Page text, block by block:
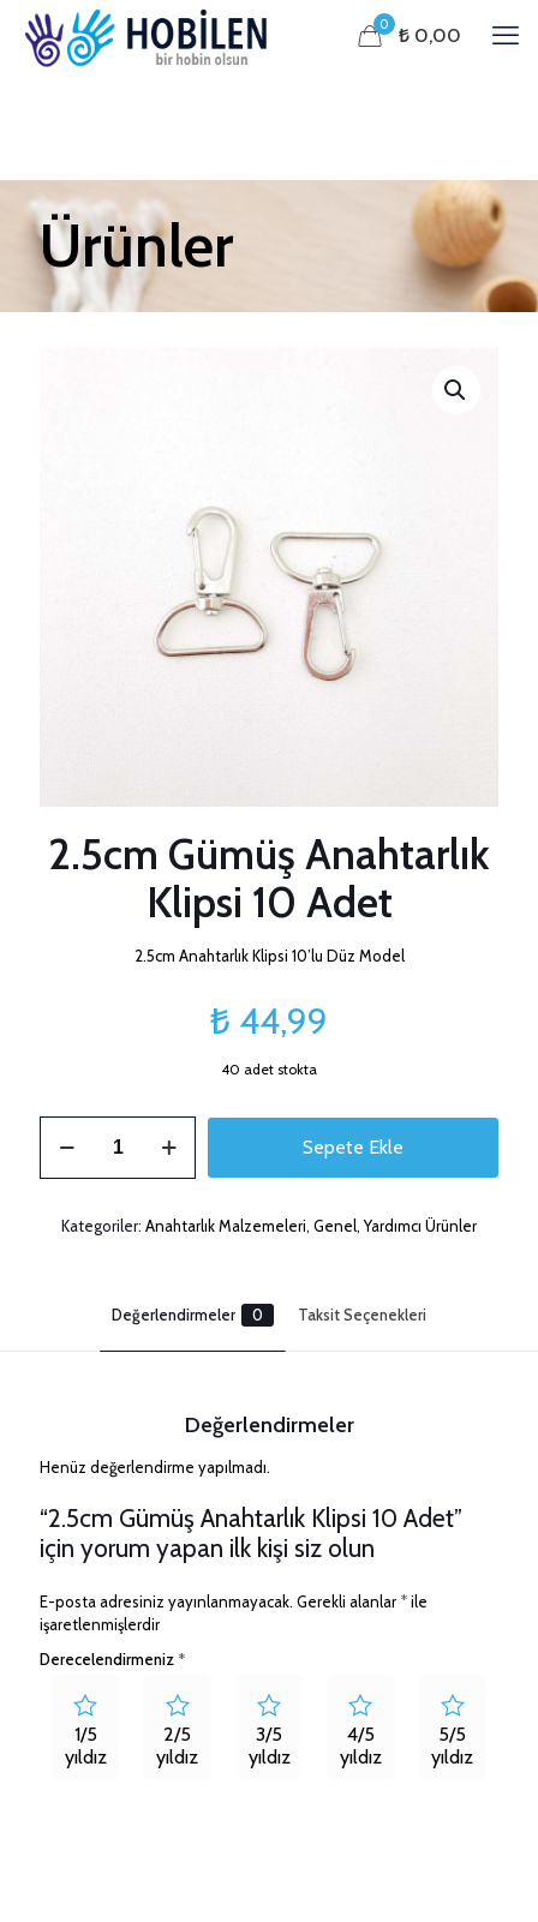
0 ₺ 0,00
Ürünler
2.5cm Gümüş Anahtarlık
Klipsi 10 Adet
2.5cm Anahtarlık Klipsi 10’lu Düz Model
₺ 44,99
40 adet stokta
Gümüş
Sepete Ekle
Kategoriler: Anahtarlık Malzemeleri, Genel,Yardımcı Ürünler
Değerlendirmeler 0 Taksit Seçenekleri
Değerlendirmeler
Henüz değerlendirme yapılmadı.
“2.5cm Gümüş Anahtarlık Klipsi 10 Adet”
için yorum yapan ilk kişi siz olun
E-posta adresiniz yayınlanmayacak. Gerekli alanlar *ile
işaretlenmişlerdir
Derecelendirmeniz *
1/5
yıldız
2/5
yıldız
3/5
yıldız
4/5
yıldız
5/5
yıldız